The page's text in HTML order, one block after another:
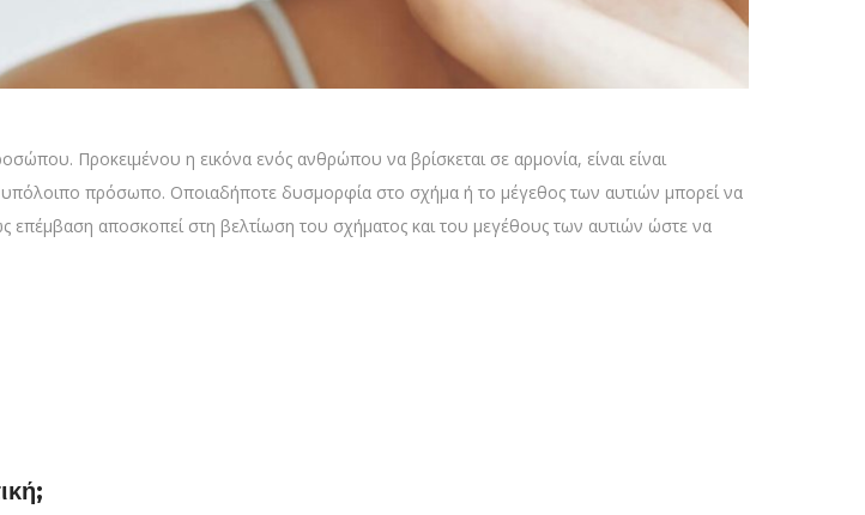
Προκειμένου η εικόνα ενός ανθρώπου να βρίσκεται σε αρμονία, είναι είναι
υπόλοιπο πρόσωπο. Οποιαδήποτε δυσμορφία στο σχήμα ή το μέγεθος των αυτιών μπορεί να
επέμβαση αποσκοπεί στη βελτίωση του σχήματος και του μεγέθους των αυτιών ώστε να